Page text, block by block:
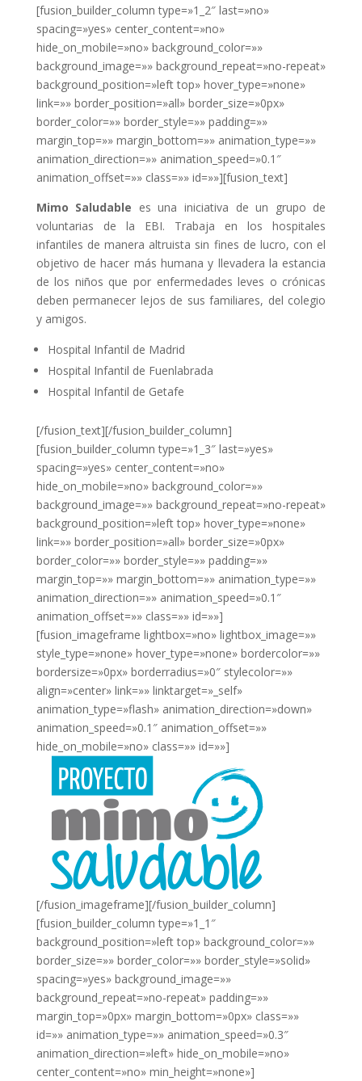
[fusion_builder_column type=»1_2″ last=»no»
spacing=»yes» center_content=»no»
hide_on_mobile=»no» background_color=»»
background_image=»» background_repeat=»no-repeat»
background_position=»left top» hover_type=»none»
link=»» border_position=»all» border_size=»0px»
border_color=»» border_style=»» padding=»»
margin_top=»» margin_bottom=»» animation_type=»»
animation_direction=»» animation_speed=»0.1″
animation_offset=»» class=»» id=»»][fusion_text]
Mimo Saludable es una iniciativa de un grupo de
voluntarias de la EBI. Trabaja en los hospitales
infantiles de manera altruista sin fines de lucro, con el
objetivo de hacer más humana y llevadera la estancia
de los niños que por enfermedades leves o crónicas
deben permanecer lejos de sus familiares, del colegio
y amigos.
Hospital Infantil de Madrid
Hospital Infantil de Fuenlabrada
Hospital Infantil de Getafe
[/fusion_text][/fusion_builder_column]
[fusion_builder_column type=»1_3″ last=»yes»
spacing=»yes» center_content=»no»
hide_on_mobile=»no» background_color=»»
background_image=»» background_repeat=»no-repeat»
background_position=»left top» hover_type=»none»
link=»» border_position=»all» border_size=»0px»
border_color=»» border_style=»» padding=»»
margin_top=»» margin_bottom=»» animation_type=»»
animation_direction=»» animation_speed=»0.1″
animation_offset=»» class=»» id=»»]
[fusion_imageframe lightbox=»no» lightbox_image=»»
style_type=»none» hover_type=»none» bordercolor=»»
bordersize=»0px» borderradius=»0″ stylecolor=»»
align=»center» link=»» linktarget=»_self»
animation_type=»flash» animation_direction=»down»
animation_speed=»0.1″ animation_offset=»»
hide_on_mobile=»no» class=»» id=»»]
[/fusion_imageframe][/fusion_builder_column]
[fusion_builder_column type=»1_1″
background_position=»left top» background_color=»»
border_size=»» border_color=»» border_style=»solid»
spacing=»yes» background_image=»»
background_repeat=»no-repeat» padding=»»
margin_top=»0px» margin_bottom=»0px» class=»»
id=»» animation_type=»» animation_speed=»0.3″
animation_direction=»left» hide_on_mobile=»no»
center_content=»no» min_height=»none»]